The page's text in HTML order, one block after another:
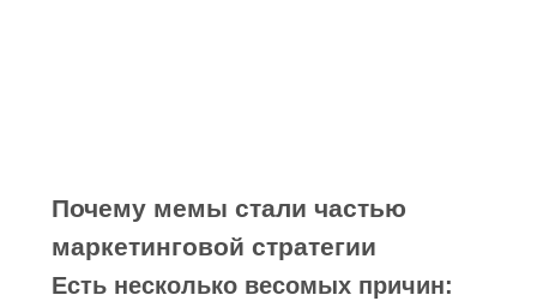
Почему мемы стали частью
маркетинговой стратегии
Есть несколько весомых причин: